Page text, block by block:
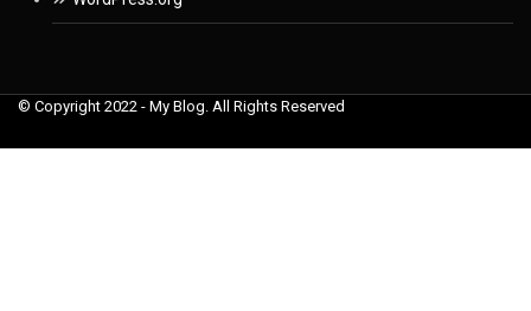
© Copyright 2022 - My Blog. All Rights Reserved